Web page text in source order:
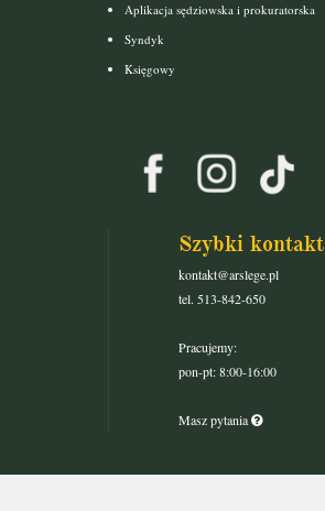
Aplikacja sędziowska i prokuratorska
Syndyk
Księgowy
Szybki kontakt
kontakt@arslege.pl
tel. 513-842-650
Pracujemy:
pon-pt: 8:00-16:00
Masz pytania